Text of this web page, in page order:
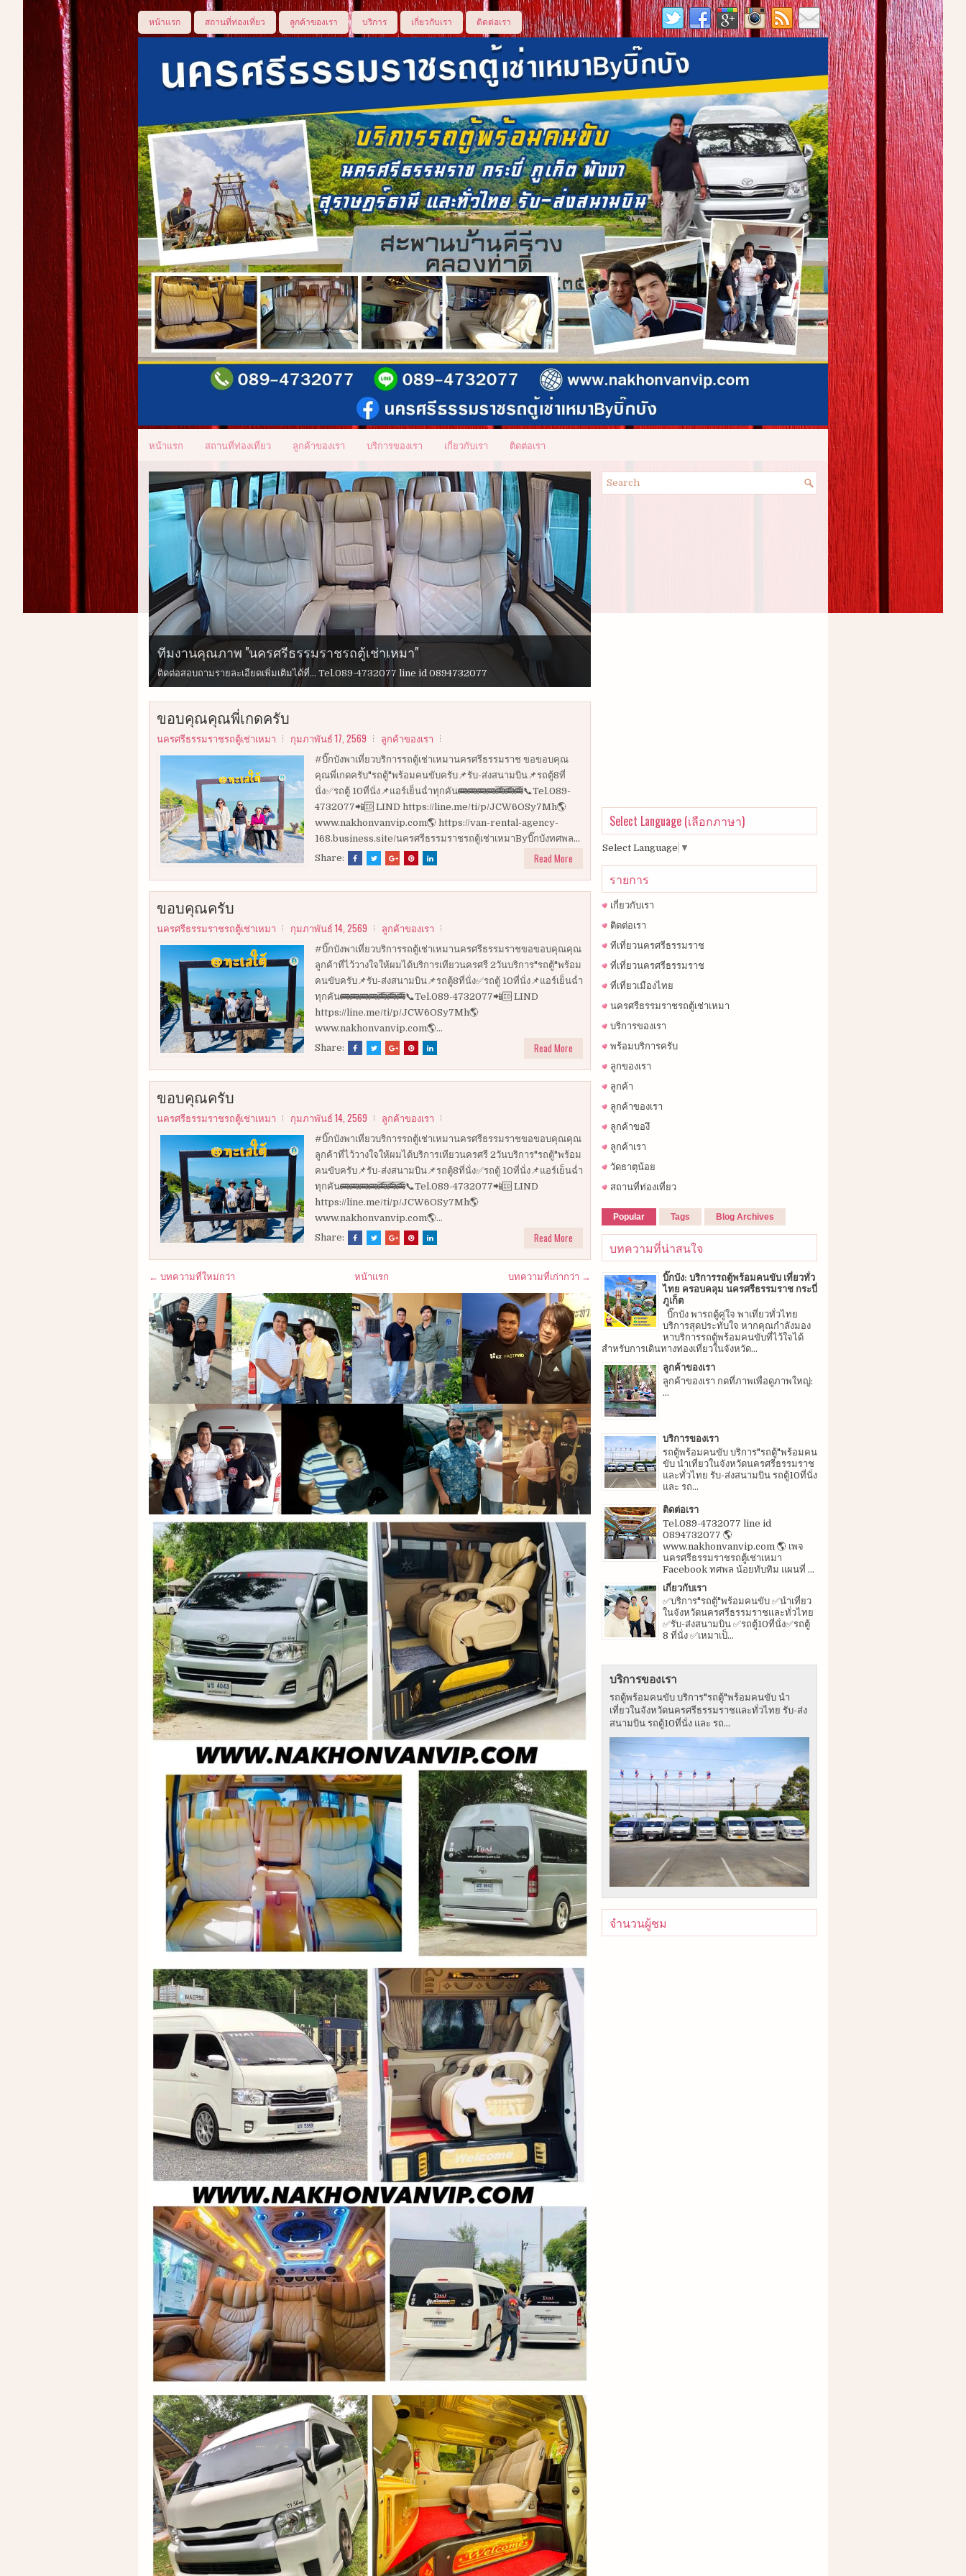
หน้าแรก สถานที่ท่องเที่ยว ลูกค้าของเรา บริการ เกี่ยวกับเรา ติดต่อเรา
หน้าแรก สถานที่ท่องเที่ยว ลูกค้าของเรา บริการของเรา เกี่ยวกับเรา ติดต่อเรา
ทีมงานคุณภาพ "นครศรีธรรมราชรถตู้เช่าเหมา"
ทางทีมงานของเราพร้อมบริการ รถตู้แบบมาตรฐาน และ VIP
ติดต่อสอบถามรายละเอียดเพิ่มเติมได้ที่... Tel.089-4732077 line id 0894732077
บริการ"รถตู้"พร้อมคนขับ
นำเที่ยวในจังหวัดนครศรีธรรมราช กระบี่ พังงา ภูเก็ต ตรังและทั่วไทย
รับ-ส่งสนามบิน ✅รถตู้10ที่นั่ง ✅รถตู้ 8 ที่นั่ง
รับ-ส่งสนามบิน ✅รถตู้10ที่นั่ง ✅รถตู้ 8 ที่นั่ง
รับ-ส่งสนามบิน ✅รถตู้10ที่นั่ง ✅รถตู้ 8 ที่นั่ง
ขอบคุณคุณพี่เกดครับ
นครศรีธรรมราชรถตู้เช่าเหมา กุมภาพันธ์ 17, 2569 ลูกค้าของเรา
#บิ๊กบังพาเที่ยวบริการรถตู้เช่าเหมานครศรีธรรมราช ขอขอบคุณ
คุณพี่เกดครับ"รถตู้"พร้อมคนขับครับ📌รับ-ส่งสนามบิน📌รถตู้8ที่
นั่ง✅รถตู้ 10ที่นั่ง📌แอร์เย็นฉ่ำทุกคัน🚌🚌🚌🚌🚎🚎🚎📞Tel.089-
4732077📲🆔 LIND https://line.me/ti/p/JCW6OSy7Mh🌎
www.nakhonvanvip.com🌎 https://van-rental-agency-
168.business.site/นครศรีธรรมราชรถตู้เช่าเหมาByบิ๊กบังทศพล...
Share:
Read More
ขอบคุณครับ
นครศรีธรรมราชรถตู้เช่าเหมา กุมภาพันธ์ 14, 2569 ลูกค้าของเรา
#บิ๊กบังพาเที่ยวบริการรถตู้เช่าเหมานครศรีธรรมราชขอขอบคุณคุณ
ลูกค้าที่ไว้วางใจให้ผมได้บริการเทียวนครศรี 2วันบริการ"รถตู้"พร้อม
คนขับครับ📌รับ-ส่งสนามบิน📌รถตู้8ที่นั่ง✅รถตู้ 10ที่นั่ง📌แอร์เย็นฉ่ำ
ทุกคัน🚌🚌🚌🚌🚎🚎🚎📞Tel.089-4732077📲🆔 LIND
https://line.me/ti/p/JCW6OSy7Mh🌎
www.nakhonvanvip.com🌎...
Share:
Read More
ขอบคุณครับ
นครศรีธรรมราชรถตู้เช่าเหมา กุมภาพันธ์ 14, 2569 ลูกค้าของเรา
#บิ๊กบังพาเที่ยวบริการรถตู้เช่าเหมานครศรีธรรมราชขอขอบคุณคุณ
ลูกค้าที่ไว้วางใจให้ผมได้บริการเทียวนครศรี 2วันบริการ"รถตู้"พร้อม
คนขับครับ📌รับ-ส่งสนามบิน📌รถตู้8ที่นั่ง✅รถตู้ 10ที่นั่ง📌แอร์เย็นฉ่ำ
ทุกคัน🚌🚌🚌🚌🚎🚎🚎📞Tel.089-4732077📲🆔 LIND
https://line.me/ti/p/JCW6OSy7Mh🌎
www.nakhonvanvip.com🌎...
Share:
Read More
← บทความที่ใหม่กว่า บทความที่เก่ากว่า →
หน้าแรก
Select Language (เลือกภาษา)
Select Language ▼
รายการ
เกี่ยวกับเรา
ติดต่อเรา
ทีเที่ยวนครศรีธรรมราช
ที่เที่ยวนครศรีธรรมราช
ที่เที่ยวเมืองไทย
นครศรีธรรมราชรถตู้เช่าเหมา
บริการของเรา
พร้อมบริการครับ
ลูกของเรา
ลูกค้า
ลูกค้าของเรา
ลูกค้าของึ
ลูกค้าเรา
วัดธาตุน้อย
สถานที่ท่องเที่ยว
Popular Tags Blog Archives
บทความที่น่าสนใจ
บิ๊กบัง: บริการรถตู้พร้อมคนขับ เที่ยวทั่ว
ไทย ครอบคลุม นครศรีธรรมราช กระบี่
ภูเก็ต
บิ๊กบัง พารถตู้คู่ใจ พาเที่ยวทั่วไทย
บริการสุดประทับใจ หากคุณกำลังมอง
หาบริการรถตู้พร้อมคนขับที่ไว้ใจได้
สำหรับการเดินทางท่องเที่ยวในจังหวัด...
ลูกค้าของเรา
ลูกค้าของเรา กดที่ภาพเพื่อดูภาพใหญ่:
...
บริการของเรา
รถตู้พร้อมคนขับ บริการ"รถตู้"พร้อมคน
ขับ นำเที่ยวในจังหวัดนครศรีธรรมราช
และทั่วไทย รับ-ส่งสนามบิน รถตู้10ที่นั่ง
และ รถ...
ติดต่อเรา
Tel.089-4732077 line id
0894732077 🌎
www.nakhonvanvip.com 🌎 เพจ
นครศรีธรรมราชรถตู้เช่าเหมา
Facebook ทศพล น้อยทับทิม แผนที่ ...
เกี่ยวกับเรา
✅บริการ"รถตู้"พร้อมคนขับ ✅นำเที่ยว
ในจังหวัดนครศรีธรรมราชและทั่วไทย
✅รับ-ส่งสนามบิน ✅รถตู้10ที่นั่ง✅รถตู้
8 ที่นั่ง ✅เหมาเป็...
บริการของเรา
รถตู้พร้อมคนขับ บริการ"รถตู้"พร้อมคนขับ นำ
เที่ยวในจังหวัดนครศรีธรรมราชและทั่วไทย รับ-ส่ง
สนามบิน รถตู้10ที่นั่ง และ รถ...
จำนวนผู้ชม